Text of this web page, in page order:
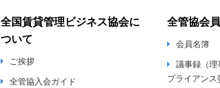
全国賃貸管理ビジネス協会に
ついて
ご挨拶
全管協入会ガイド
全管協会
会員名簿
議事録（理
プライアンス